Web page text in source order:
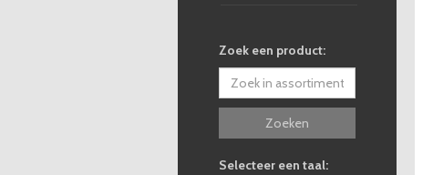
Zoek een product:
Zoeken
Selecteer een taal: